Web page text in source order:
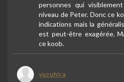
personnes qui
niveau de Peter. Donc ce
indications mais la
est peut-être exagérée.
ce koob.
yuzuhira